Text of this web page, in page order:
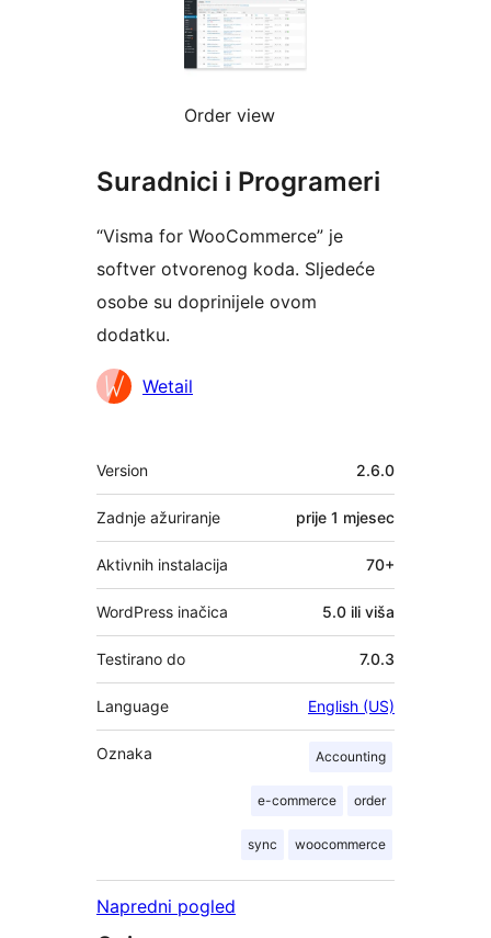
Order view
Suradnici i Programeri
“Visma for WooCommerce” je
softver otvorenog koda. Sljedeće
osobe su doprinijele ovom
dodatku.
Suradnici
Wetail
Meta
Version 2.6.0
Zadnje ažuriranje prije 1 mjesec
Aktivnih instalacija 70+
WordPress inačica 5.0 ili viša
Testirano do 7.0.3
Language English (US)
Oznaka Accounting
e-commerce order
sync woocommerce
Napredni pogled